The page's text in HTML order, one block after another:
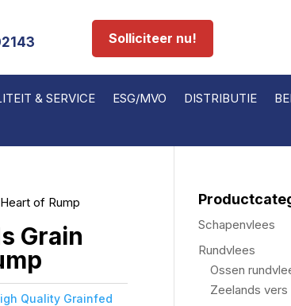
Solliciteer nu!
& SERVICE ESG/MVO DISTRIBUTIE
of Rump
Grain
Quality Grainfed
Schapenvlees
Rundvlees
Ossen
Zeelands vers